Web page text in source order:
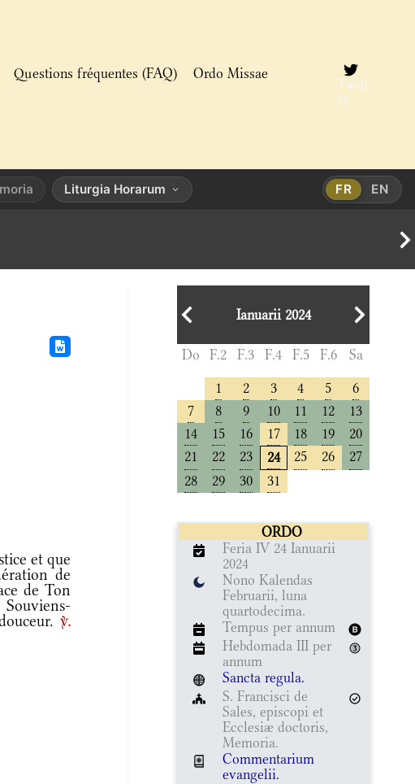
Questions fréquentes (FAQ)
Ordo Missae
Twitt
er
Liturgia Horarum FR EN
et que
de
de Ton
v.
Ianuarii 2024
Do F.2 F.3 F.4 F.5 F.6 Sa
1 2 3 4 5
6
7
8 9 10 11 12
13
14
15 16 17 18 19
20
21
22 23 24 25 26
27
28
29 30 31
ORDO
Feria IV 24 Ianuarii
2024
Nono Kalendas
Februarii, luna
quartodecima.
Tempus per annum
Hebdomada III per
annum
Sancta regula.
S. Francisci de
Sales, episcopi et
Ecclesiæ doctoris,
Memoria.
Commentarium
evangelii.